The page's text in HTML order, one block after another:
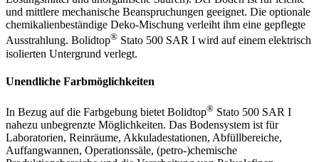
und mittlere mechanische Beanspruchungen geeignet. Die optionale
chemikalienbeständige Deko-Mischung verleiht ihm eine gepflegte
Ausstrahlung. Bolidtop® Stato 500 SAR I wird auf einem elektrisch
isolierten Untergrund verlegt.
Unendliche Farbmöglichkeiten
In Bezug auf die Farbgebung bietet Bolidtop® Stato 500 SAR I
nahezu unbegrenzte Möglichkeiten. Das Bodensystem ist für
Laboratorien, Reinräume, Akkuladestationen, Abfüllbereiche,
Auffangwannen, Operationssäle, (petro-)chemische